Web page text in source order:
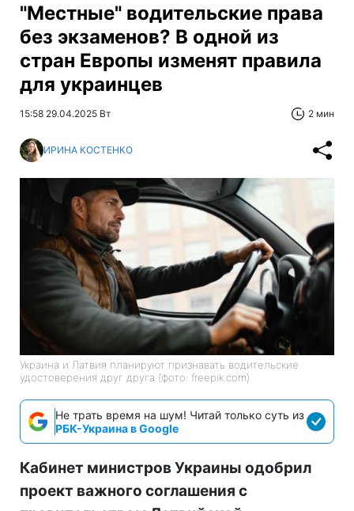
"Местные" водительские права
без экзаменов? В одной из
стран Европы изменят правила
для украинцев
15:58 29.04.2025 Вт 2 мин
ИРИНА КОСТЕНКО
Украина и Латвия планируют признавать водительские
удостоверения друг друга (фото: freepik.com)
Не трать время на шум! Читай только суть из
РБК-Украина в Google
Кабинет министров Украины одобрил
проект важного соглашения с